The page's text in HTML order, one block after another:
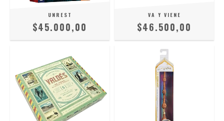
UNREST
$45.000,00
VA Y VIENE
$46.500,00